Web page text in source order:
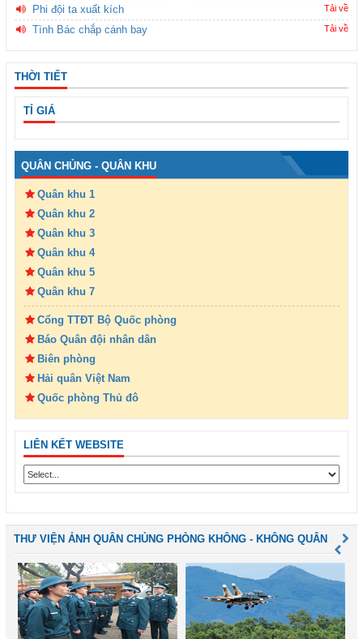
Phi đội ta xuất kích Tải về
Tình Bác chắp cánh bay Tải về
THỜI TIẾT
TỈ GIÁ
QUÂN CHỦNG - QUÂN KHU
Quân khu 1
Quân khu 2
Quân khu 3
Quân khu 4
Quân khu 5
Quân khu 7
Cổng TTĐT Bộ Quốc phòng
Báo Quân đội nhân dân
Biên phòng
Hải quân Việt Nam
Quốc phòng Thủ đô
LIÊN KẾT WEBSITE
THƯ VIỆN ẢNH QUÂN CHỦNG PHÒNG KHÔNG - KHÔNG QUÂN